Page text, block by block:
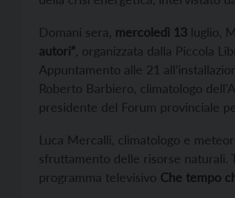
Domani sera, mercoledì 13 luglio,
autori” , organizzata dalla Piccola
Appuntamento alle 21
Roberto Barbiero, climatologo
presidente del Forum provinciale
Luca Mercalli, climatologo e
sfruttamento delle risorse naturali.
programma televisivo Che tempo